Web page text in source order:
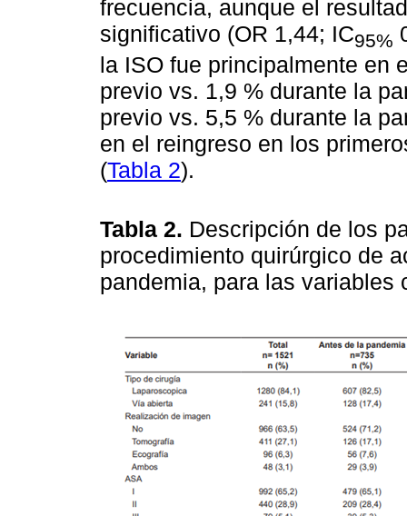
frecuencia, aunque el
significativo (OR 1,44; IC95%
la ISO fue principalmente en
previo vs. 1,9 % durante la
previo vs. 5,5 % durante la
en el reingreso en los
(Tabla 2).
Tabla 2. Descripción de los
procedimiento quirúrgico de
pandemia, para las